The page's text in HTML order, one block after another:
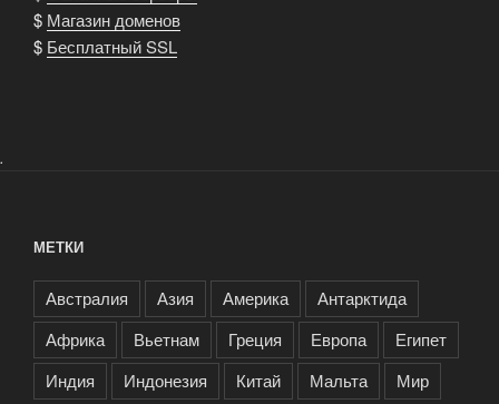
$ Магазин доменов
$ Бесплатный SSL
.
МЕТКИ
Австралия Азия Америка
Антарктида
Африка
Вьетнам Греция Европа
Египет
Индия
Индонезия Китай Мальта
Мир